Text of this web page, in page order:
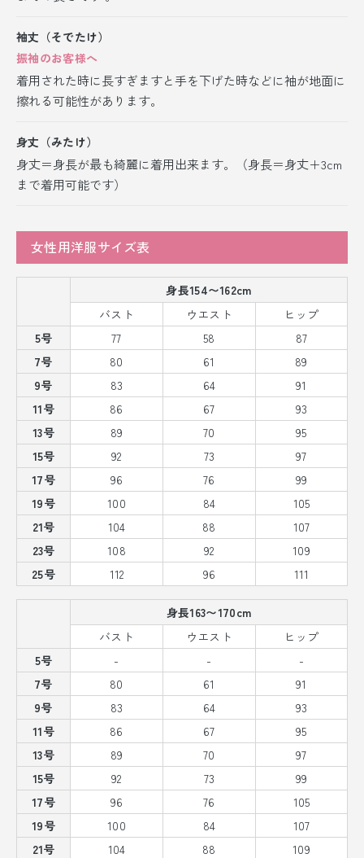
袖丈（そでたけ）
振袖のお客様へ
着用された時に長すぎますと手を下げた時などに袖が地面に
擦れる可能性があります。
身丈（みたけ）
身丈＝身長が最も綺麗に着用出来ます。（身長＝身丈＋3cm
まで着用可能です）
女性用洋服サイズ表
身長154〜162cm
バスト
ウエスト
ヒップ
5号
77 58
87
7号
80 61
89
9号
83 64
91
11号
86 67
93
13号
89 70
95
15号
92 73
97
17号
96 76
99
19号
100 84
105
21号
104 88
107
23号
108 92
109
25号
112 96 111
身長163〜170cm
バスト
ウエスト
ヒップ
5号
- -
-
7号
80 61
91
9号
83 64
93
11号
86 67
95
13号
89 70
97
15号
92 73
99
17号
96 76
105
19号
100 84
107
21号
104 88
109